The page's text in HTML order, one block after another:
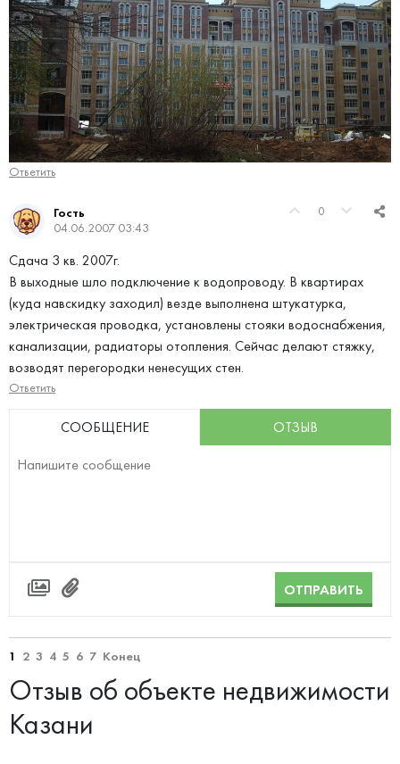
Ответить
0
Гость
04.06.2007 03:43
Сдача 3 кв. 2007г.
В выходные шло подключение к водопроводу. В квартирах
(куда навскидку заходил) везде выполнена штукатурка,
электрическая проводка, установлены стояки водоснабжения,
канализации, радиаторы отопления. Сейчас делают стяжку,
возводят перегородки ненесущих стен.
Ответить
СООБЩЕНИЕ ОТЗЫВ
ОТПРАВИТЬ
1 2 3 4 5 6 7 Конец
Отзыв об объекте недвижимости
Казани